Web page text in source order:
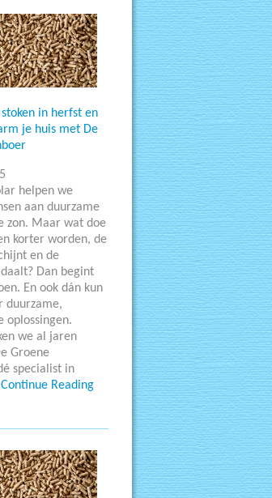
in herfst en
je huis met De
helpen we
aan duurzame
zon. Maar wat doe
korter worden, de
en de
Dan begint
En ook dán kun
duurzame,
oplossingen.
we al jaren
Groene
specialist in
Continue Reading